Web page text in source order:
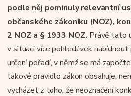
podle něj pominuly relevantní
občanského zákoníku (NOZ),
2 NOZ a § 1933 NOZ. Právě tato
v situaci více pohledávek
určení pořadí, v němž se má
takové pravidlo zákon obsahuje,
vycházet z toho, že neoznačení